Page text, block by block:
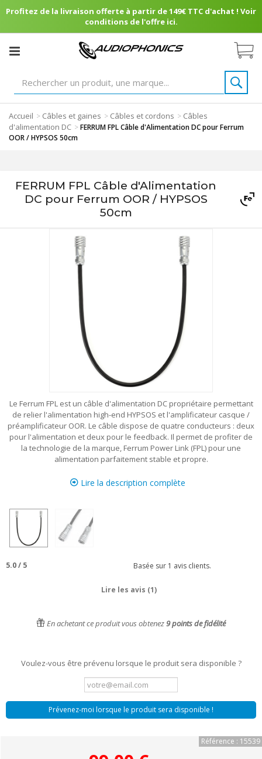
Profitez de la livraison offerte à partir de 149€ TTC d'achat ! Voir
conditions de l'offre ici.
Accueil > Câbles et gaines > Câbles et cordons > Câbles
d'alimentation DC >FERRUM FPL Câble d'Alimentation DC pour Ferrum
OOR / HYPSOS 50cm
FERRUM FPL Câble d'Alimentation
DC pour Ferrum OOR / HYPSOS
50cm
Le Ferrum FPL est un câble d'alimentation DC propriétaire permettant
de relier l'alimentation high-end HYPSOS et l'amplificateur casque /
préamplificateur OOR. Le câble dispose de quatre conducteurs : deux
pour l'alimentation et deux pour le feedback. Il permet de profiter de
la technologie de la marque, Ferrum Power Link (FPL) pour une
alimentation parfaitement stable et propre.
Lire la description complète
5.0/ 5 Basée sur 1 avis clients.
Lire les avis (1)
En achetant ce produit vous obtenez9points de fidélité
Voulez-vous être prévenu lorsque le produit sera disponible ?
Prévenez-moi lorsque le produit sera disponible !
Référence : 15539